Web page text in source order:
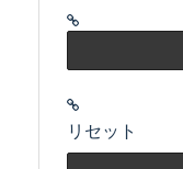
リセット